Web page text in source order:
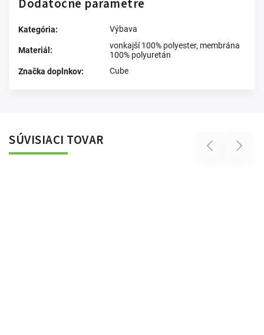
Dodatočné parametre
Kategória: Výbava
Materiál :
vonkajší 100% polyester, membrána
100% polyuretán
Značka doplnkov: Cube
SÚVISIACI TOVAR Previous Next